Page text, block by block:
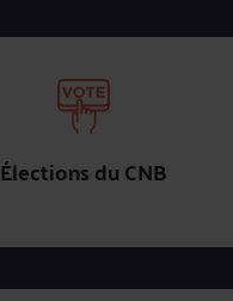
Élections du CNB